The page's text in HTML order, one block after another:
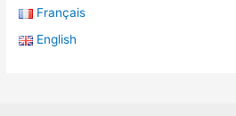
Français
English